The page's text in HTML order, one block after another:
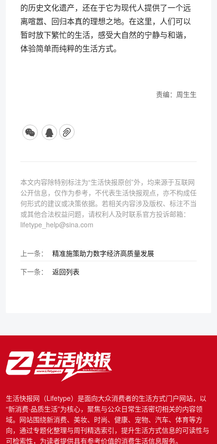
的历史文化遗产，还在于它为现代人提供了一个远
离喧嚣、回归本真的理想之地。在这里，人们可以
暂时放下繁忙的生活，感受大自然的宁静与和谐，
体验简单而纯粹的生活方式。
责编：周生生
本文内容除特别标注为“生活快报原创”外，均来源于互联网
公开信息，仅作为参考，不代表生活快报观点，亦不构成任
何形式的建议或决策依据。若相关内容涉及版权、标注不当
或其他合法权益问题，请权利人及时联系官方投诉邮箱：
lifetype_help@sina.com
上一条：
精准施策助力数字经济高质量发展
下一条：
返回列表
生活快报网（Lifetype）是面向大众消费者的生活方式门户网站，以
“新消费·品质生活”为核心，聚焦与公众日常生活密切相关的内容领
域。网站围绕新消费、美妆、时尚、健康、宠物、汽车、体育等方
向，通过专题化整理与周刊精选索引，提升生活方式信息的可读性与
可检索性，为读者提供具有参考价值的消费生活信息服务。